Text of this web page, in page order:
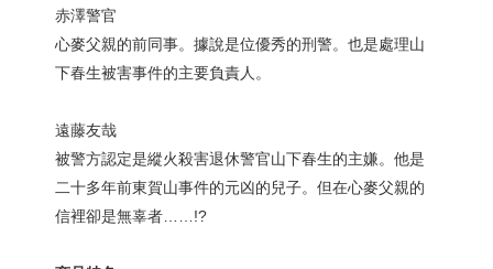
赤澤警官
心麥父親的前同事。據說是位優秀的刑警。也是處理山
下春生被害事件的主要負責人。
遠藤友哉
被警方認定是縱火殺害退休警官山下春生的主嫌。他是
二十多年前東賀山事件的元凶的兒子。但在心麥父親的
信裡卻是無辜者……!?